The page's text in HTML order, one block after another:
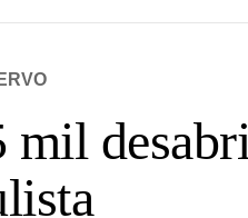
mil